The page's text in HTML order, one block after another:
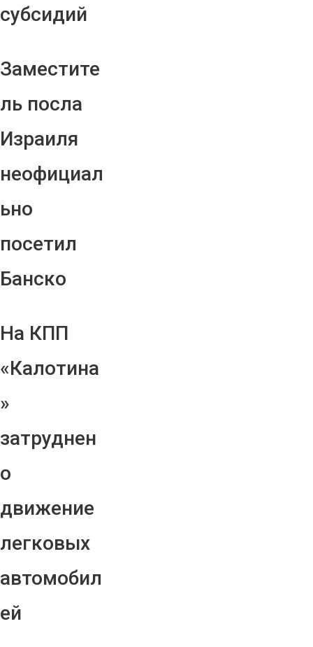
субсидий
Заместите
ль посла
Израиля
неофициал
ьно
посетил
Банско
На КПП
«Калотина
»
затруднен
о
движение
легковых
автомобил
ей